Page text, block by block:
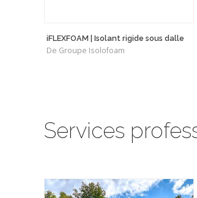
iFLEXFOAM | Isolant rigide sous dalle
De Groupe Isolofoam
Services